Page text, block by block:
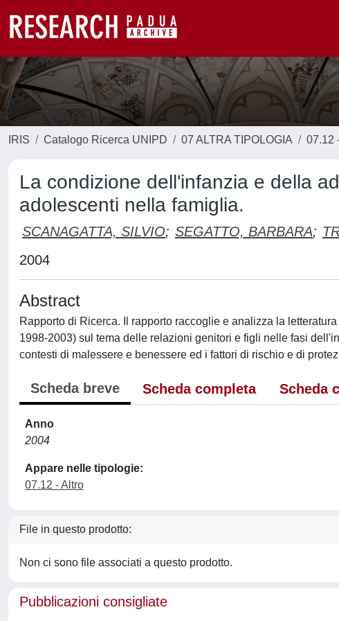
IRIS Catalogo Ricerca UNIPD 07 ALTRA TIPOLOGIA 07.12
La condizione dell'infanzia e della
adolescenti nella famiglia.
SCANAGATTA, SILVIO; SEGATTO, BARBARA;
2004
Abstract
Rapporto di Ricerca. Il rapporto raccoglie e analizza la
1998-2003) sul tema delle relazioni genitori e figli nelle fasi
contesti di malessere e benessere ed i fattori di rischio e di
Scheda breve Scheda completa Scheda
Anno
2004
Appare nelle tipologie:
07.12 - Altro
File in questo prodotto:
Non ci sono file associati a questo prodotto.
Pubblicazioni consigliate